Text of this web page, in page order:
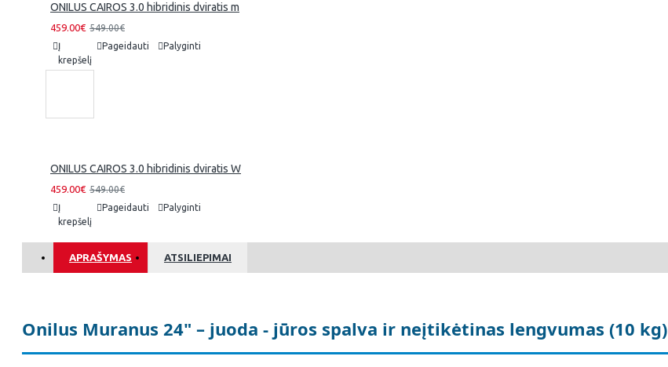
ONILUS CAIROS 3.0 hibridinis dviratis m
459.00€ 549.00€
Į
krepšelį
Pageidauti Palyginti
ONILUS CAIROS 3.0 hibridinis dviratis W
459.00€ 549.00€
Į
krepšelį
Pageidauti Palyginti
APRAŠYMAS ATSILIEPIMAI
Onilus Muranus 24" – juoda - jūros spalva ir neįtikėtinas lengvumas (10 kg)